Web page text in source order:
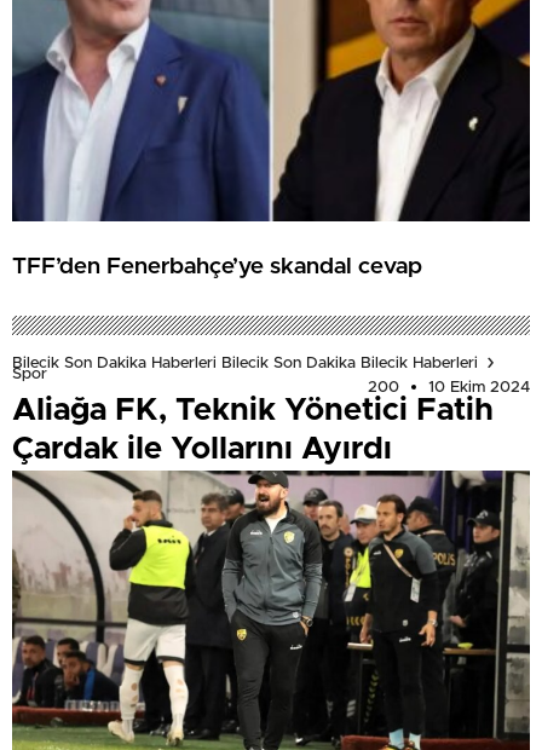
TFF’den Fenerbahçe’ye skandal cevap
Bilecik Son Dakika Haberleri Bilecik Son Dakika Bilecik Haberleri
Spor
200
10 Ekim 2024
Aliağa FK, Teknik Yönetici Fatih
Çardak ile Yollarını Ayırdı